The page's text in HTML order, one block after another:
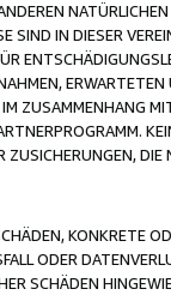
SIND IN DIESER
ZUSAMMENHANG
DIE
KONKRETE
ODER
SCHÄDEN